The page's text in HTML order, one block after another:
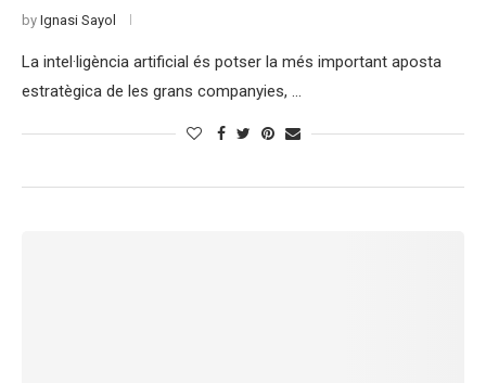
by Ignasi Sayol
La intel·ligència artificial és potser la més important aposta
estratègica de les grans companyies, …